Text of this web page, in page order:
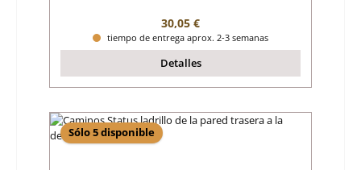
Precio normal:
30,05 €
tiempo de entrega aprox. 2-3 semanas
Detalles
Sólo 5 disponible